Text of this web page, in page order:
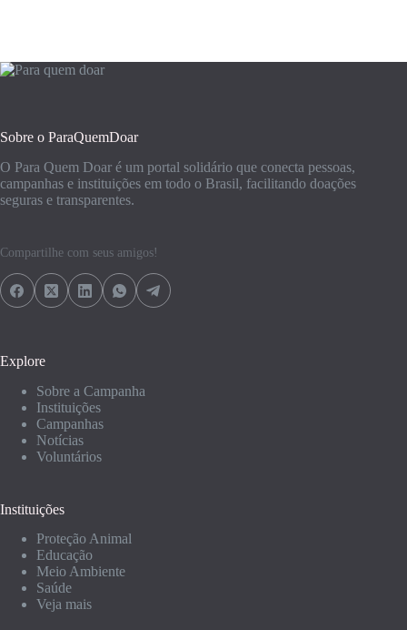
Sobre o ParaQuemDoar
O Para Quem Doar é um portal solidário que conecta pessoas,
campanhas e instituições em todo o Brasil, facilitando doações
seguras e transparentes.
Compartilhe com seus amigos!
Explore
Sobre a Campanha
Instituições
Campanhas
Notícias
Voluntários
Instituições
Proteção Animal
Educação
Meio Ambiente
Saúde
Veja mais